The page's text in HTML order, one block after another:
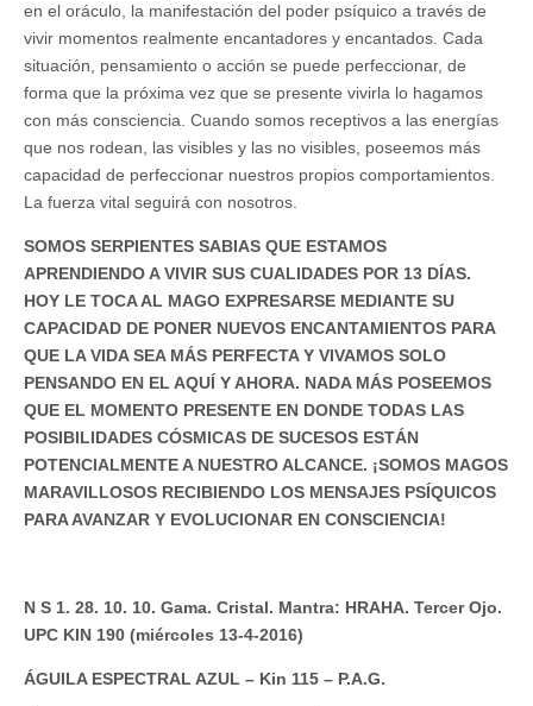
en el oráculo, la manifestación del poder psíquico a través de
vivir momentos realmente encantadores y encantados. Cada
situación, pensamiento o acción se puede perfeccionar, de
forma que la próxima vez que se presente vivirla lo hagamos
con más consciencia. Cuando somos receptivos a las energías
que nos rodean, las visibles y las no visibles, poseemos más
capacidad de perfeccionar nuestros propios comportamientos.
La fuerza vital seguirá con nosotros.
SOMOS SERPIENTES SABIAS QUE ESTAMOS
APRENDIENDO A VIVIR SUS CUALIDADES POR 13 DÍAS.
HOY LE TOCA AL MAGO EXPRESARSE MEDIANTE SU
CAPACIDAD DE PONER NUEVOS ENCANTAMIENTOS PARA
QUE LA VIDA SEA MÁS PERFECTA Y VIVAMOS SOLO
PENSANDO EN EL AQUÍ Y AHORA. NADA MÁS POSEEMOS
QUE EL MOMENTO PRESENTE EN DONDE TODAS LAS
POSIBILIDADES CÓSMICAS DE SUCESOS ESTÁN
POTENCIALMENTE A NUESTRO ALCANCE. ¡SOMOS MAGOS
MARAVILLOSOS RECIBIENDO LOS MENSAJES PSÍQUICOS
PARA AVANZAR Y EVOLUCIONAR EN CONSCIENCIA!
N S 1. 28. 10. 10. Gama. Cristal. Mantra: HRAHA. Tercer Ojo.
UPC KIN 190 (miércoles 13-4-2016)
ÁGUILA ESPECTRAL AZUL – Kin 115 – P.A.G.